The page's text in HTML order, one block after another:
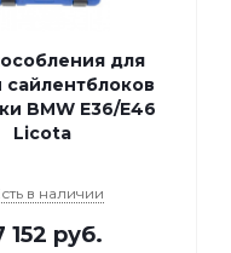
для
BMW E36/E46
Licota
в наличии
152 руб.